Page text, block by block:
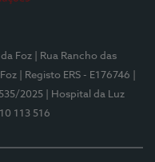
Foz
| Rua Rancho das
| Registo ERS - E176746
2025
| Hospital da Luz
113 516